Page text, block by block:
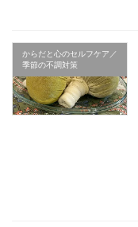
からだと心のセルフケア／
季節の不調対策